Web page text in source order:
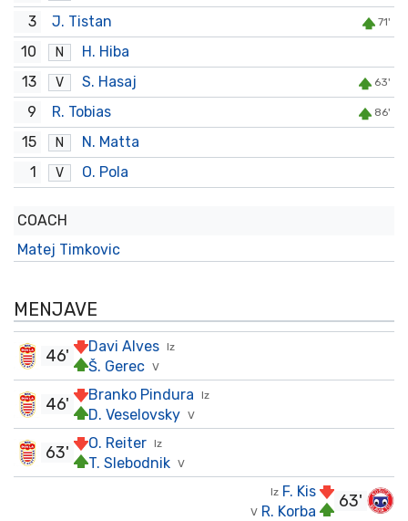
3 J. Tistan 71'
10 N
H. Hiba
13
V S. Hasaj 63'
9 R. Tobias 86'
15 N
N. Matta
1
V O. Pola
COACH
Matej Timkovic
MENJAVE
Iz
Davi Alves
V
Š. Gerec
46'
Iz
Branko Pindura
V
D. Veselovsky
46'
Iz
O. Reiter
V
T. Slebodnik
63'
63'
Iz F. Kis
V R. Korba